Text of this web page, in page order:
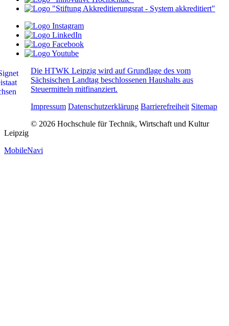
Die HTWK Leipzig wird auf Grundlage des vom
Sächsischen Landtag beschlossenen Haushalts aus
Steuermitteln mitfinanziert.
Impressum Datenschutzerklärung Barrierefreiheit Sitemap
© 2026 Hochschule für Technik, Wirtschaft und Kultur
Leipzig
MobileNavi